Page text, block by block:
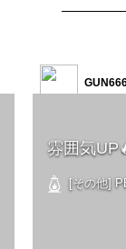
雰囲気
[その他]